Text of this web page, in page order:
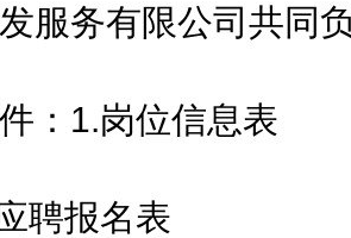
服务有限公司共同
1.岗位信息表
报名表